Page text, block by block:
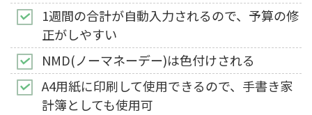
1週間の合計が自動入力されるので、予算の修
正がしやすい
NMD(ノーマネーデー)は色付けされる
A4用紙に印刷して使用できるので、手書き家
計簿としても使用可